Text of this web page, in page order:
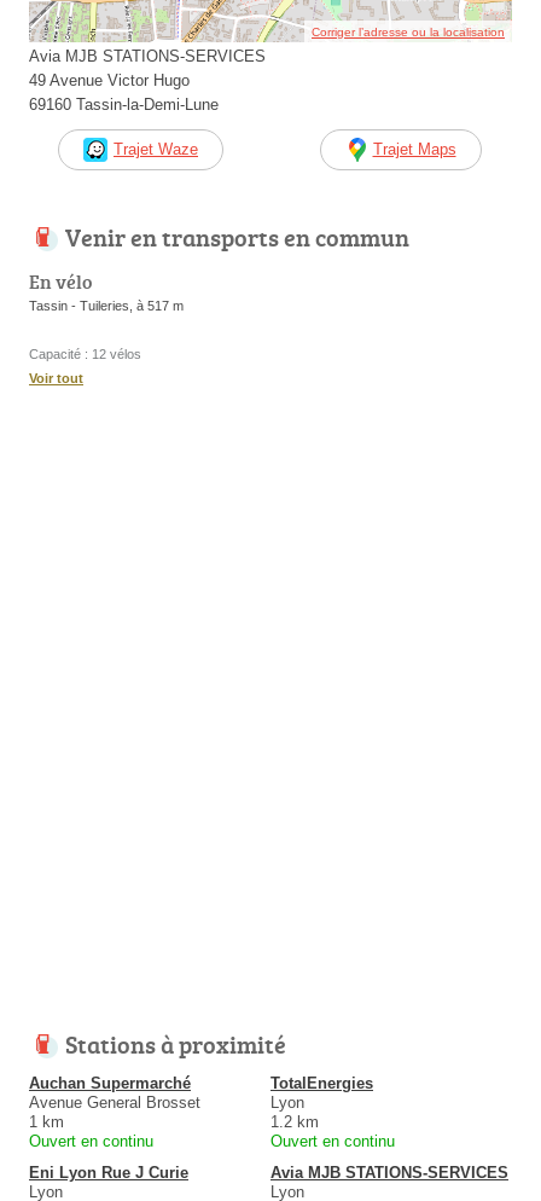
Corriger l’adresse ou la localisation
Avia MJB STATIONS-SERVICES
49 Avenue Victor Hugo
69160 Tassin-la-Demi-Lune
Trajet Waze Trajet Maps
Venir en transports en commun
En vélo
Tassin - Tuileries, à 517 m
Capacité : 12 vélos
Voir tout
Stations à proximité
Auchan Supermarché
Avenue General Brosset
1 km
Ouvert en continu
TotalEnergies
Lyon
1.2 km
Ouvert en continu
Eni Lyon Rue J Curie
Lyon
Avia MJB STATIONS-SERVICES
Lyon